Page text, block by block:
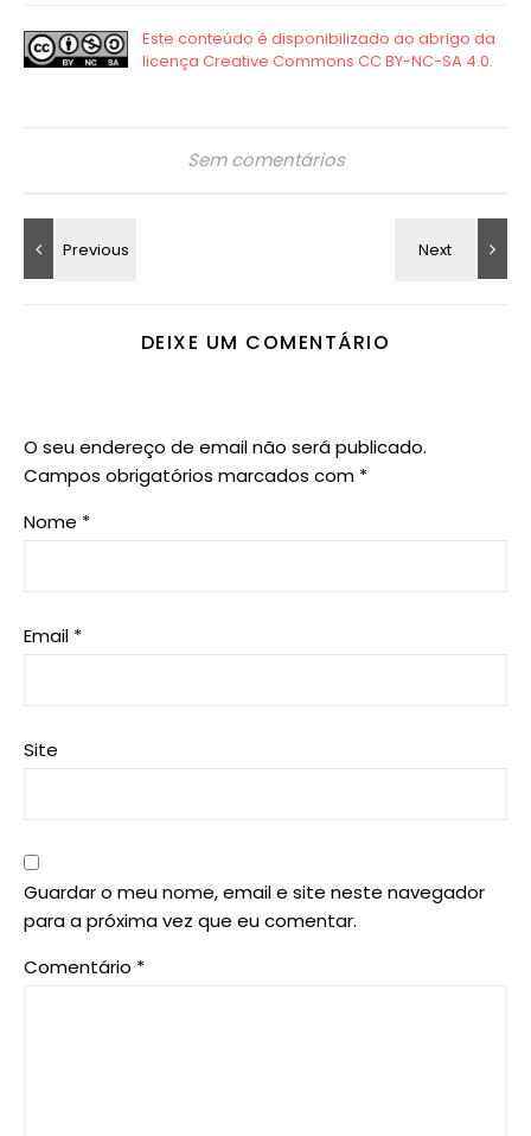
Sem comentários
DEIXE UM COMENTÁRIO
O seu endereço de email não será publicado.
Campos obrigatórios marcados com *
Nome *
Email *
Site
Guardar o meu nome, email e site neste navegador
para a próxima vez que eu comentar.
Comentário *